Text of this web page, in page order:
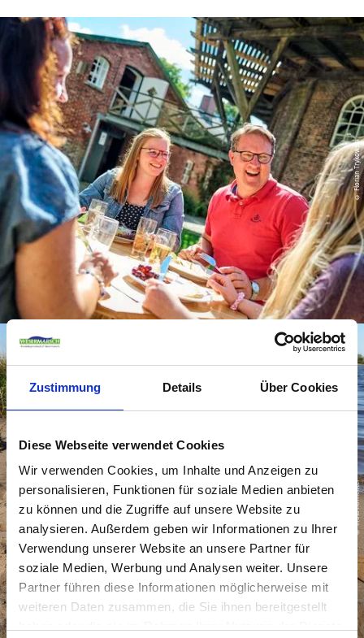
Zustimmung Details Über Cookies
Diese Webseite verwendet Cookies
Wir verwenden Cookies, um Inhalte und Anzeigen zu
personalisieren, Funktionen für soziale Medien anbieten
zu können und die Zugriffe auf unsere Website zu
analysieren. Außerdem geben wir Informationen zu Ihrer
Verwendung unserer Website an unsere Partner für
soziale Medien, Werbung und Analysen weiter. Unsere
Partner führen diese Informationen möglicherweise mit
weiteren Daten zusammen, die Sie ihnen bereitgestellt
© Florian Trykowski
© Inola Hofrichter